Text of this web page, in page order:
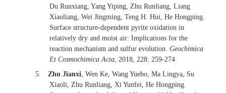
Du Runxiang, Yang Yiping, Zhu Runliang, Liang
Xiaoliang, Wei Jingming, Teng H. Hui, He Hongping.
Surface structure-dependent pyrite oxidation in
relatively dry and moist air: Implications for the
reaction mechanism and sulfur evolution. Geochimica
Et Cosmochimica Acta, 2018, 228: 259-274
5.
Zhu Jianxi, Wen Ke, Wang Yuebo, Ma Lingya, Su
Xiaoli, Zhu Runliang, Xi Yunfei, He Hongping.